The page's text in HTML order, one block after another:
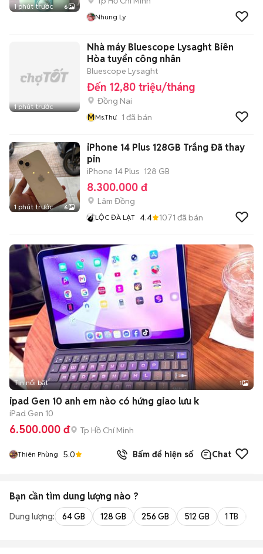
1 phút trước 6
Nhung Ly
1 phút trước
Nhà máy Bluescope Lysaght Biên
Hòa tuyển công nhân
Bluescope Lysaght
Đến 12,80 triệu/tháng
Đồng Nai
MMs.Thư 1 đã bán
1 phút trước 6
iPhone 14 Plus 128GB Trắng Đã thay
pin
iPhone 14 Plus 128 GB
8.300.000 đ
Lâm Đồng
LỘC ĐÀ LẠT 4.4 1071 đã bán
Tin nổi bật 1
ipad Gen 10 anh em nào có hứng giao lưu k
iPad Gen 10
6.500.000 đ Tp Hồ Chí Minh
Thiên Phùng 5.0 Bấm để hiện số Chat
Bạn cần tìm dung lượng nào ?
Dung lượng: 64 GB 128 GB 256 GB 512 GB 1 TB